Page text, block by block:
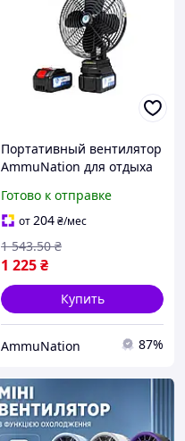
Портативный вентилятор
AmmuNation для отдыха
Готово к отправке
от204₴/мес
1 225₴
1 543.50 ₴
Купить
AmmuNation 87%